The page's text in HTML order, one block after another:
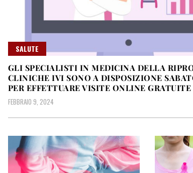
SALUTE
GLI SPECIALISTI IN MEDICINA DELLA
CLINICHE IVI SONO A DISPOSIZIONE
PER EFFETTUARE VISITE ONLINE GRATUITE
FEBBRAIO 9, 2024